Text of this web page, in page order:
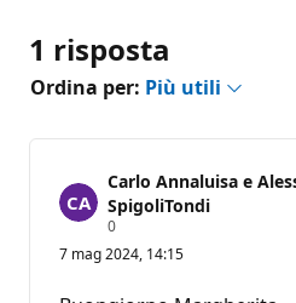
1 risposta
Ordina per: Più utili
Carlo Annaluisa e
SpigoliTondi
0P
n
i
7 mag 2024, 14:15